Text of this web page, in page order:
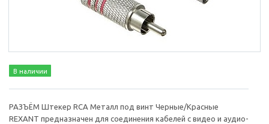
В наличии
РАЗЪЁМ Штекер RCA Металл под винт Черные/Красные
REXANT предназначен для соединения кабелей с видео и аудио-